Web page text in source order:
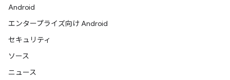
Android
エンタープライズ向け Android
セキュリティ
ソース
ニュース